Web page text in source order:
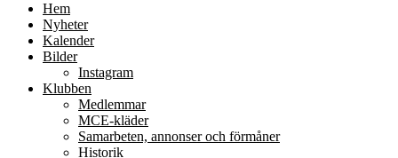
Hem
Nyheter
Kalender
Bilder
Instagram
Klubben
Medlemmar
MCE-kläder
Samarbeten, annonser och förmåner
Historik